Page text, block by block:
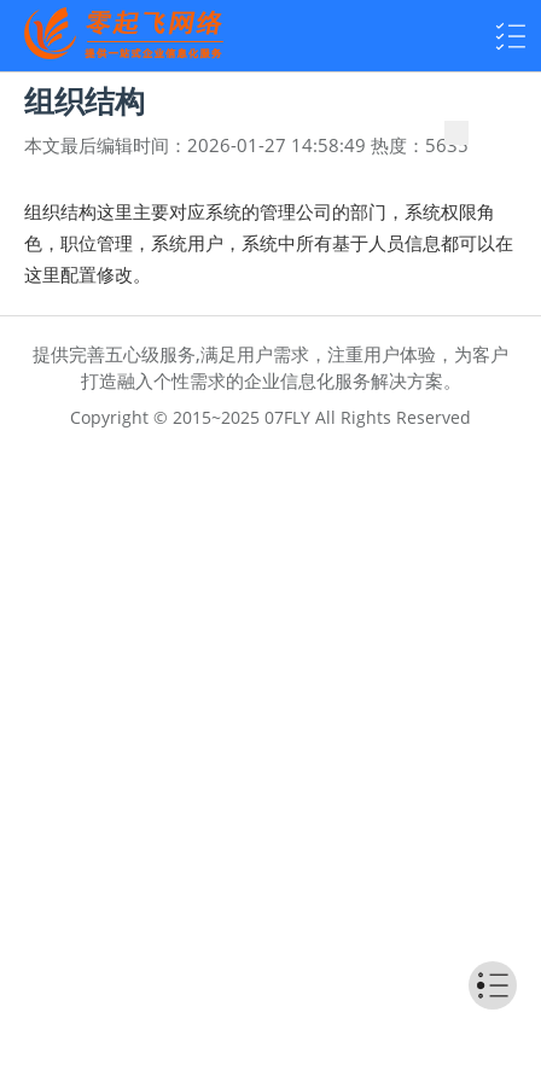
组织结构
本文最后编辑时间： 2026-01-27 14:58:49 热度： 5635
组织结构这里主要对应系统的管理公司的部门，系统权限角
色，职位管理，系统用户，系统中所有基于人员信息都可以在
这里配置修改。
提供完善五心级服务,满足用户需求，注重用户体验，为客户
打造融入个性需求的企业信息化服务解决方案。
Copyright © 2015~2025 07FLY All Rights Reserved